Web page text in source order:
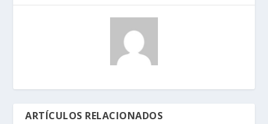
ARTÍCULOS RELACIONADOS